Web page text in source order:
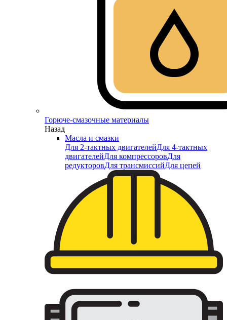
Горюче-смазочные материалы
Назад
Масла и смазки
Для 2-тактных двигателейДля 4-тактных
двигателейДля компрессоровДля
редукторовДля трансмиссийДля цепей